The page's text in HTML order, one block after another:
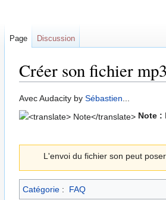
Créer son fichier mp3
Sauter
à
Sauter
à
Avec Audacity by Sébastien...
Note :
L'envoi du fichier son peut
Catégorie : FAQ
Page Discussion